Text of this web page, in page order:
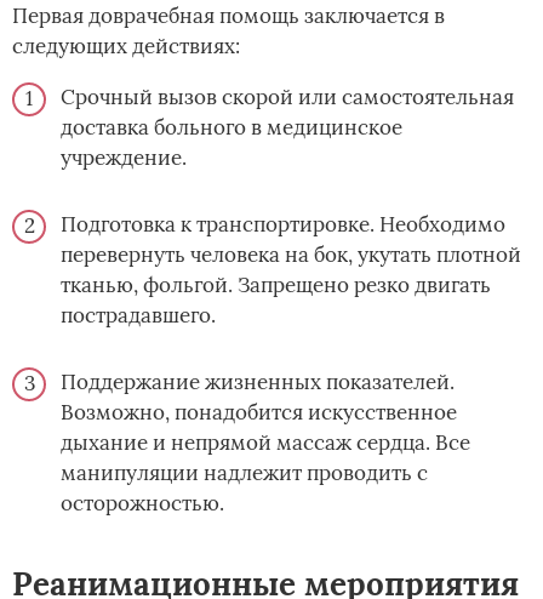
Первая доврачебная помощь заключается в
следующих действиях:
Срочный вызов скорой или самостоятельная
доставка больного в медицинское
учреждение.
Подготовка к транспортировке. Необходимо
перевернуть человека на бок, укутать плотной
тканью, фольгой. Запрещено резко двигать
пострадавшего.
Поддержание жизненных показателей.
Возможно, понадобится искусственное
дыхание и непрямой массаж сердца. Все
манипуляции надлежит проводить с
осторожностью.
Реанимационные мероприятия